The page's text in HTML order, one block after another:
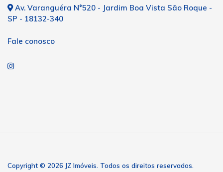
Av. Varanguéra N°520 - Jardim Boa Vista São Roque -
SP - 18132-340
Fale conosco
Copyright © 2026 JZ Imóveis. Todos os direitos reservados.